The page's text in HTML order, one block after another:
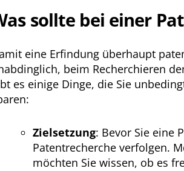
sollte bei einer
eine Erfindung überhaupt
beim Recherchieren
es einige Dinge, die Sie
Zielsetzung: Bevor Sie eine
Patentrecherche verfolgen.
möchten Sie wissen, ob es